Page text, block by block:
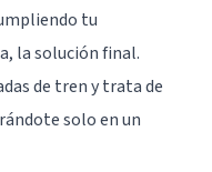
tu
la solución final.
de tren y trata de
solo en un